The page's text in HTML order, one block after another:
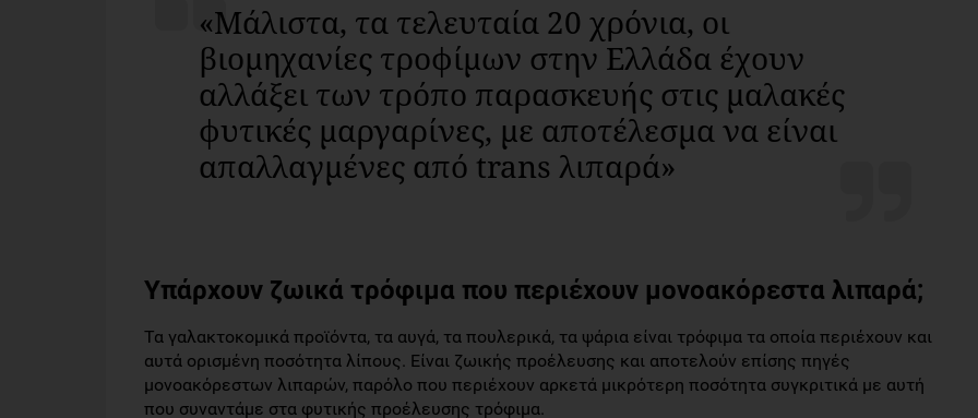
«Μάλιστα, τα τελευταία 20 χρόνια, οι
βιομηχανίες τροφίμων στην Ελλάδα έχουν
αλλάξει των τρόπο παρασκευής στις μαλακές
φυτικές μαργαρίνες, με αποτέλεσμα να είναι
απαλλαγμένες από trans λιπαρά»
Υπάρχουν ζωικά τρόφιμα που περιέχουν μονοακόρεστα λιπαρά;
Τα γαλακτοκομικά προϊόντα, τα αυγά, τα πουλερικά, τα ψάρια είναι τρόφιμα τα οποία περιέχουν και
αυτά ορισμένη ποσότητα λίπους. Είναι ζωικής προέλευσης και αποτελούν επίσης πηγές
μονοακόρεστων λιπαρών, παρόλο που περιέχουν αρκετά μικρότερη ποσότητα συγκριτικά με αυτή
που συναντάμε στα φυτικής προέλευσης τρόφιμα.